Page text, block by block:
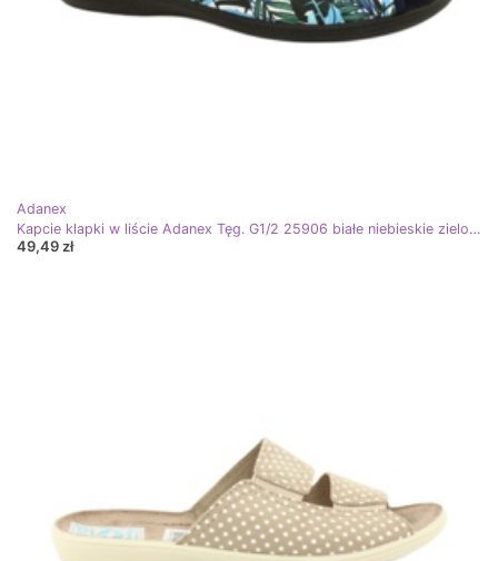
Adanex
Kapcie klapki w liście Adanex Tęg. G1/2 25906 białe niebieskie zielone
49,49 zł